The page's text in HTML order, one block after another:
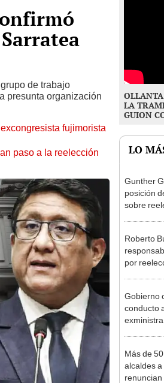
de trabajo
presunta organización
fujimorista
paso a la reelección
LA
GUION
LO
Gunther
posición
sobre
Roberto
por
Gobierno
conducto
exministra
Más de
alcaldes
renuncian